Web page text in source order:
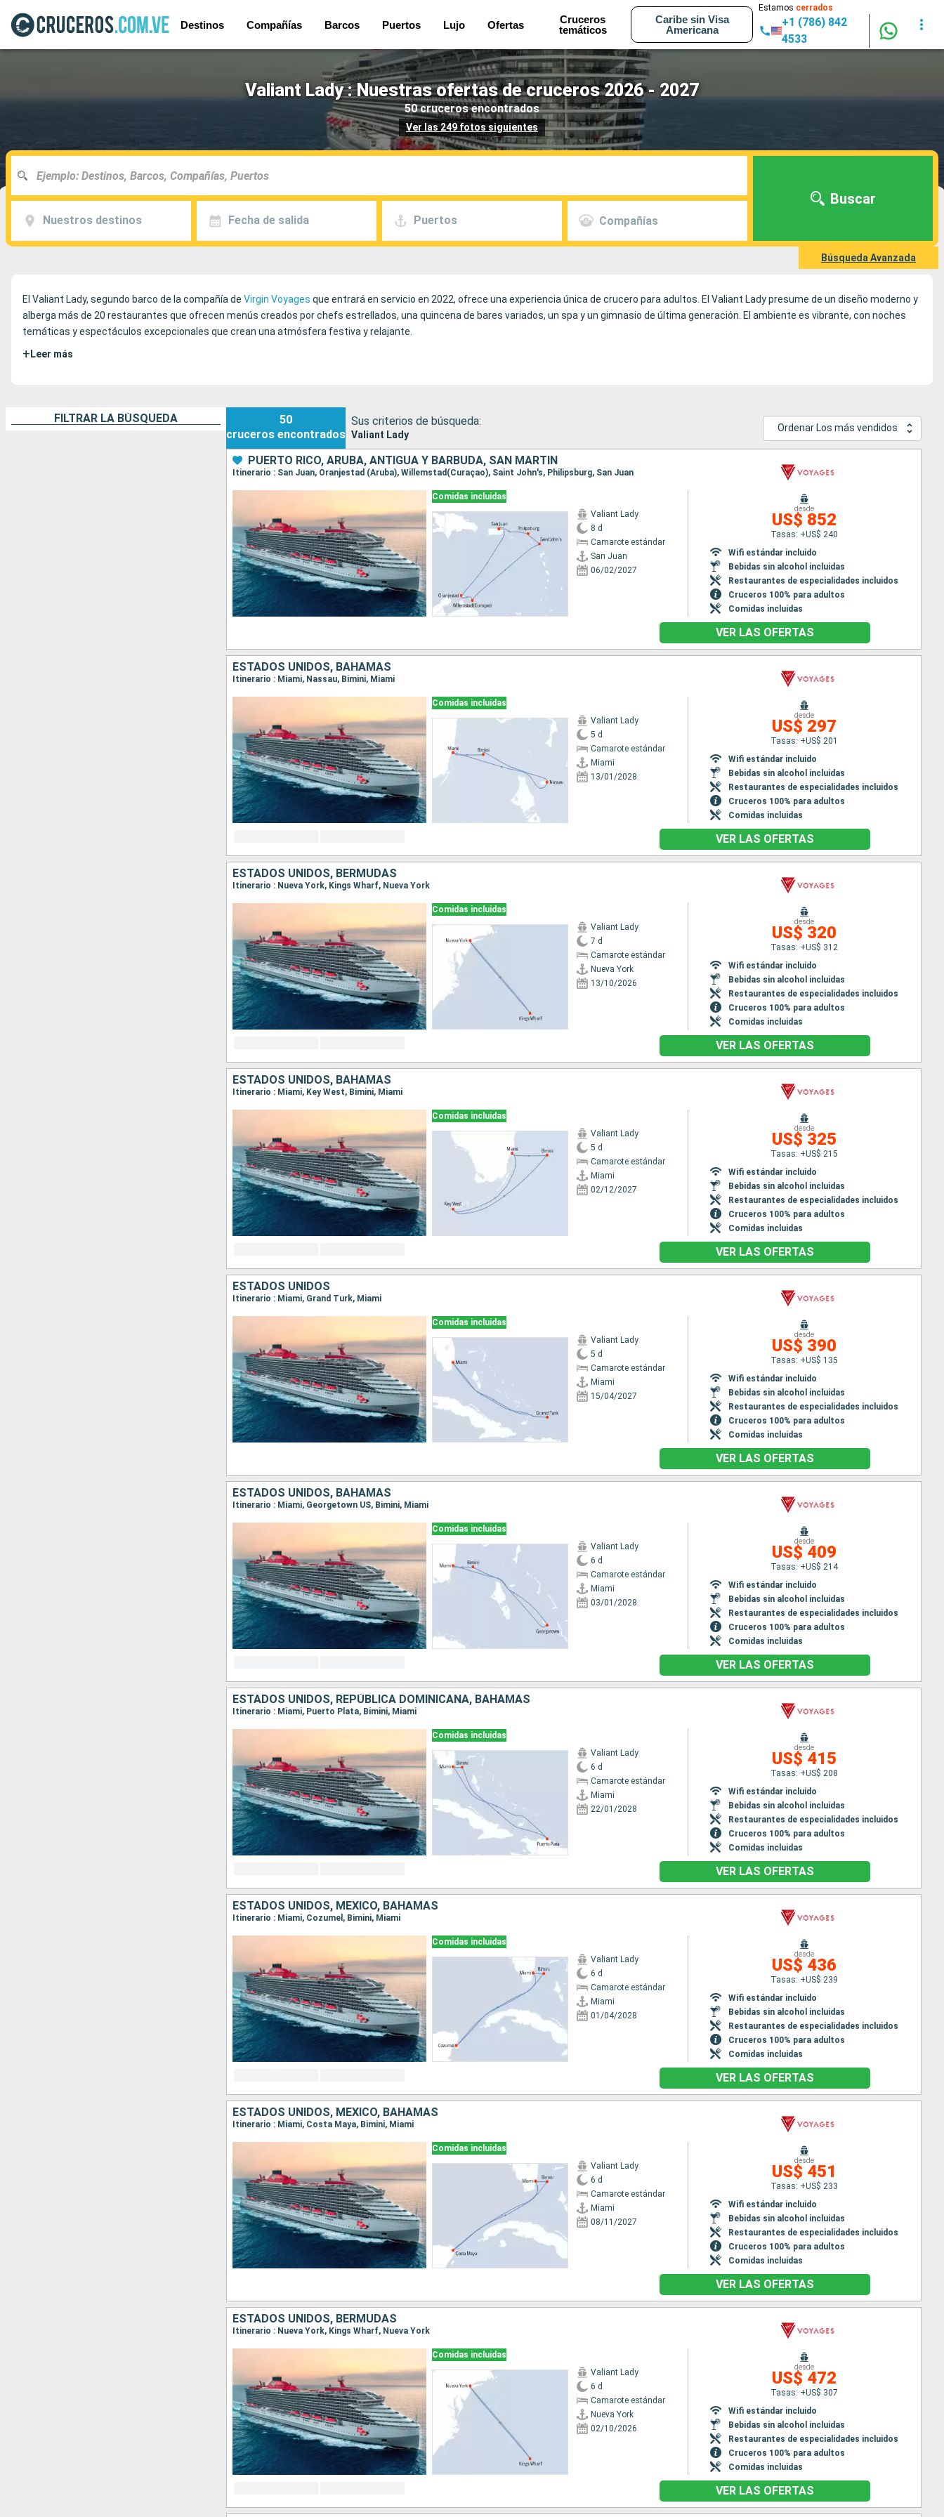
Destinos Compañías Barcos Puertos Lujo Ofertas
Cruceros
temáticos
Caribe sin Visa
Americana
Estamos cerrados
+1 (786) 842
4533
Valiant Lady : Nuestras ofertas de cruceros 2026 - 2027
50 cruceros encontrados
Ver las 249 fotos siguientes
Nuestros destinos Fecha de salida Puertos Compañías
Buscar
Búsqueda Avanzada
El Valiant Lady, segundo barco de la compañía de Virgin Voyages que entrará en servicio en 2022, ofrece una experiencia única de crucero para adultos. El Valiant Lady presume de un diseño moderno y
alberga más de 20 restaurantes que ofrecen menús creados por chefs estrellados, una quincena de bares variados, un spa y un gimnasio de última generación. El ambiente es vibrante, con noches
temáticas y espectáculos excepcionales que crean una atmósfera festiva y relajante.
+ Leer más
FILTRAR LA BÚSQUEDA
50
cruceros encontrados
Sus criterios de búsqueda:
Valiant Lady
Ordenar Los más vendidos
PUERTO RICO, ARUBA, ANTIGUA Y BARBUDA, SAN MARTÍN
Itinerario : San Juan, Oranjestad (Aruba), Willemstad(Curaçao), Saint John's, Philipsburg, San Juan
Comidas incluidas
Valiant Lady
8 d
Camarote estándar
San Juan
06/02/2027
desde
US$ 852
Tasas: +US$ 240
Wifi estándar incluido
Bebidas sin alcohol incluidas
Restaurantes de especialidades incluidos
Cruceros 100% para adultos
Comidas incluidas
VER LAS OFERTAS
ESTADOS UNIDOS, BAHAMAS
Itinerario : Miami, Nassau, Bimini, Miami
Comidas incluidas
Valiant Lady
5 d
Camarote estándar
Miami
13/01/2028
desde
US$ 297
Tasas: +US$ 201
Wifi estándar incluido
Bebidas sin alcohol incluidas
Restaurantes de especialidades incluidos
Cruceros 100% para adultos
Comidas incluidas
VER LAS OFERTAS
ESTADOS UNIDOS, BERMUDAS
Itinerario : Nueva York, Kings Wharf, Nueva York
Comidas incluidas
Valiant Lady
7 d
Camarote estándar
Nueva York
13/10/2026
desde
US$ 320
Tasas: +US$ 312
Wifi estándar incluido
Bebidas sin alcohol incluidas
Restaurantes de especialidades incluidos
Cruceros 100% para adultos
Comidas incluidas
VER LAS OFERTAS
ESTADOS UNIDOS, BAHAMAS
Itinerario : Miami, Key West, Bimini, Miami
Comidas incluidas
Valiant Lady
5 d
Camarote estándar
Miami
02/12/2027
desde
US$ 325
Tasas: +US$ 215
Wifi estándar incluido
Bebidas sin alcohol incluidas
Restaurantes de especialidades incluidos
Cruceros 100% para adultos
Comidas incluidas
VER LAS OFERTAS
ESTADOS UNIDOS
Itinerario : Miami, Grand Turk, Miami
Comidas incluidas
Valiant Lady
5 d
Camarote estándar
Miami
15/04/2027
desde
US$ 390
Tasas: +US$ 135
Wifi estándar incluido
Bebidas sin alcohol incluidas
Restaurantes de especialidades incluidos
Cruceros 100% para adultos
Comidas incluidas
VER LAS OFERTAS
ESTADOS UNIDOS, BAHAMAS
Itinerario : Miami, Georgetown US, Bimini, Miami
Comidas incluidas
Valiant Lady
6 d
Camarote estándar
Miami
03/01/2028
desde
US$ 409
Tasas: +US$ 214
Wifi estándar incluido
Bebidas sin alcohol incluidas
Restaurantes de especialidades incluidos
Cruceros 100% para adultos
Comidas incluidas
VER LAS OFERTAS
ESTADOS UNIDOS, REPÚBLICA DOMINICANA, BAHAMAS
Itinerario : Miami, Puerto Plata, Bimini, Miami
Comidas incluidas
Valiant Lady
6 d
Camarote estándar
Miami
22/01/2028
desde
US$ 415
Tasas: +US$ 208
Wifi estándar incluido
Bebidas sin alcohol incluidas
Restaurantes de especialidades incluidos
Cruceros 100% para adultos
Comidas incluidas
VER LAS OFERTAS
ESTADOS UNIDOS, MÉXICO, BAHAMAS
Itinerario : Miami, Cozumel, Bimini, Miami
Comidas incluidas
Valiant Lady
6 d
Camarote estándar
Miami
01/04/2028
desde
US$ 436
Tasas: +US$ 239
Wifi estándar incluido
Bebidas sin alcohol incluidas
Restaurantes de especialidades incluidos
Cruceros 100% para adultos
Comidas incluidas
VER LAS OFERTAS
ESTADOS UNIDOS, MÉXICO, BAHAMAS
Itinerario : Miami, Costa Maya, Bimini, Miami
Comidas incluidas
Valiant Lady
6 d
Camarote estándar
Miami
08/11/2027
desde
US$ 451
Tasas: +US$ 233
Wifi estándar incluido
Bebidas sin alcohol incluidas
Restaurantes de especialidades incluidos
Cruceros 100% para adultos
Comidas incluidas
VER LAS OFERTAS
ESTADOS UNIDOS, BERMUDAS
Itinerario : Nueva York, Kings Wharf, Nueva York
Comidas incluidas
Valiant Lady
6 d
Camarote estándar
Nueva York
02/10/2026
desde
US$ 472
Tasas: +US$ 307
Wifi estándar incluido
Bebidas sin alcohol incluidas
Restaurantes de especialidades incluidos
Cruceros 100% para adultos
Comidas incluidas
VER LAS OFERTAS